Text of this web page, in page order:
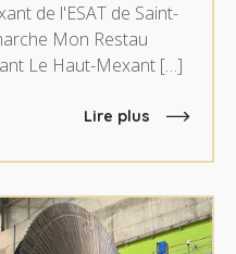
de l'ESAT de Saint-
Mon Restau
Le Haut-Mexant […]
Lire plus